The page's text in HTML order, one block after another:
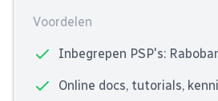
Voordelen
Inbegrepen PSP's:
Online docs, tutorials,